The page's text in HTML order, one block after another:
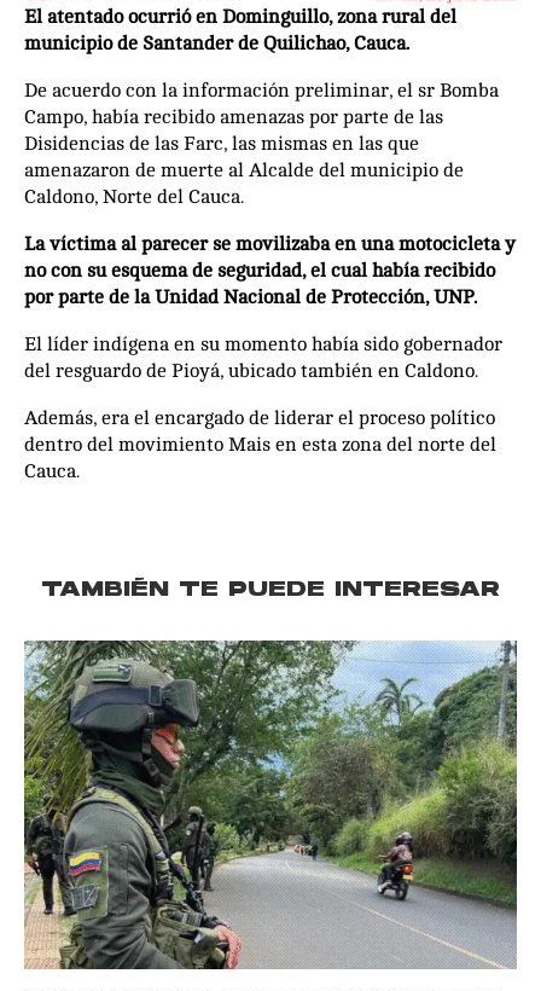
El atentado ocurrió en Dominguillo, zona rural del
municipio de Santander de Quilichao, Cauca.
De acuerdo con la información preliminar, el sr Bomba
Campo, había recibido amenazas por parte de las
Disidencias de las Farc, las mismas en las que
amenazaron de muerte al Alcalde del municipio de
Caldono, Norte del Cauca.
La víctima al parecer se movilizaba en una motocicleta y
no con su esquema de seguridad, el cual había recibido
por parte de la Unidad Nacional de Protección, UNP.
El líder indígena en su momento había sido gobernador
del resguardo de Pioyá, ubicado también en Caldono.
Además, era el encargado de liderar el proceso político
dentro del movimiento Mais en esta zona del norte del
Cauca.
TAMBIÉN TE PUEDE INTERESAR